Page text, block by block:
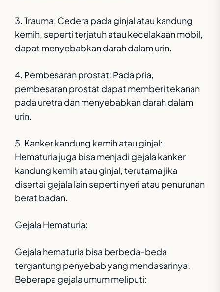
3. Trauma: Cedera pada ginjal atau kandung
kemih, seperti terjatuh atau kecelakaan mobil,
dapat menyebabkan darah dalam urin.
4. Pembesaran prostat: Pada pria,
pembesaran prostat dapat memberi tekanan
pada uretra dan menyebabkan darah dalam
urin.
5. Kanker kandung kemih atau ginjal:
Hematuria juga bisa menjadi gejala kanker
kandung kemih atau ginjal, terutama jika
disertai gejala lain seperti nyeri atau penurunan
berat badan.
Gejala Hematuria:
Gejala hematuria bisa berbeda-beda
tergantung penyebab yang mendasarinya.
Beberapa gejala umum meliputi: